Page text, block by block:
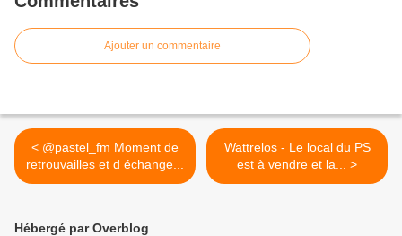
Ajouter un commentaire
< @pastel_fm Moment de
retrouvailles et d échange...
Wattrelos - Le local du PS
est à vendre et la... >
Hébergé par Overblog